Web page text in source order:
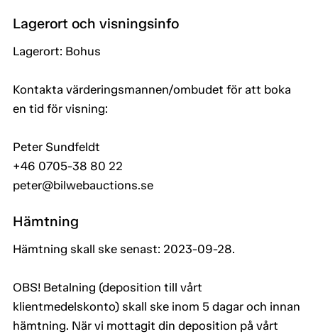
Lagerort och visningsinfo
Lagerort: Bohus
Kontakta värderingsmannen/ombudet för att boka
en tid för visning:
Peter Sundfeldt
+46 0705-38 80 22
peter@bilwebauctions.se
Hämtning
Hämtning skall ske senast: 2023-09-28.
OBS! Betalning (deposition till vårt
klientmedelskonto) skall ske inom 5 dagar och innan
hämtning. När vi mottagit din deposition på vårt